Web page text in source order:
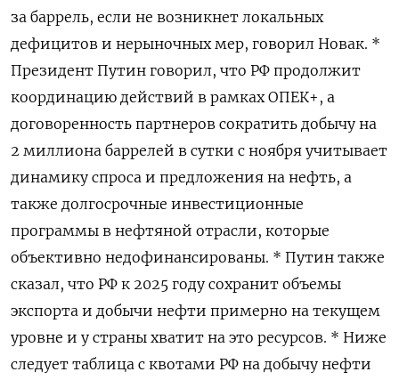
за баррель, если не возникнет локальных
дефицитов и нерыночных мер, говорил Новак. *
Президент Путин говорил, что РФ продолжит
координацию действий в рамках ОПЕК+, а
договоренность партнеров сократить добычу на
2 миллиона баррелей в сутки с ноября учитывает
динамику спроса и предложения на нефть, а
также долгосрочные инвестиционные
программы в нефтяной отрасли, которые
объективно недофинансированы. * Путин также
сказал, что РФ к 2025 году сохранит объемы
экспорта и добычи нефти примерно на текущем
уровне и у страны хватит на это ресурсов. * Ниже
следует таблица с квотами РФ на добычу нефти